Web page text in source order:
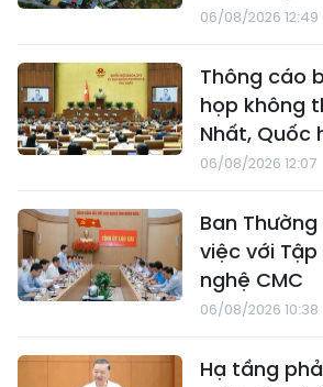
06/08/2026 12:49
Thông cáo
họp không
Nhất, Quốc
06/08/2026 12:07
Ban
việc với
nghệ CMC
06/08/2026 10:38
Hạ tầng